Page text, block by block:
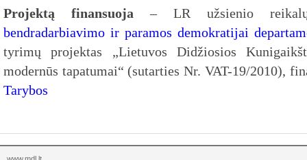
Projektą finansuoja – LR užsienio
bendradarbiavimo ir paramos demokratijai
tyrimų projektas „Lietuvos Didžiosios
modernūs tapatumai“ (sutarties Nr. VAT-19/2010),
Tarybos